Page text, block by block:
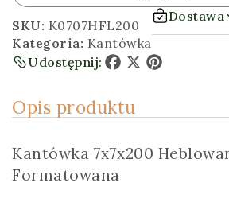
SKU: K0707HFL200
Kategoria: Kantówka
Dostawa
Udostępnij:
Opis produktu
Kantówka 7x7x200
Formatowana